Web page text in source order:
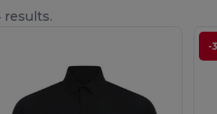
results.
-